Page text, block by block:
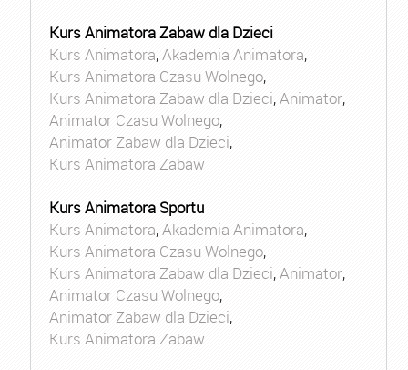
Kurs Animatora Zabaw dla Dzieci
Kurs Animatora,Akademia Animatora,
Kurs Animatora Czasu Wolnego,
Kurs Animatora Zabaw dla Dzieci,Animator,
Animator Czasu Wolnego,
Animator Zabaw dla Dzieci,
Kurs Animatora Zabaw
Kurs Animatora Sportu
Kurs Animatora,Akademia Animatora,
Kurs Animatora Czasu Wolnego,
Kurs Animatora Zabaw dla Dzieci,Animator,
Animator Czasu Wolnego,
Animator Zabaw dla Dzieci,
Kurs Animatora Zabaw